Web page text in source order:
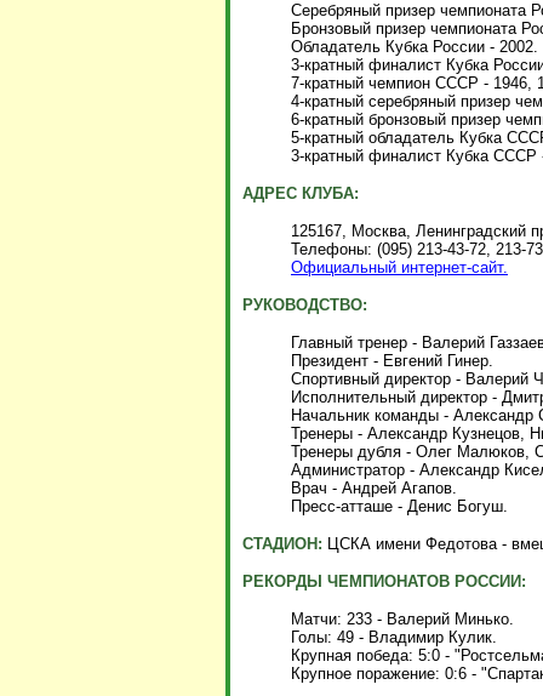
Серебряный призер чемпионата
Бронзовый призер чемпионата
Обладатель Кубка России - 2002.
3-кратный финалист Кубка
7-кратный чемпион СССР - 1946,
4-кратный серебряный призер
6-кратный бронзовый призер
5-кратный обладатель Кубка
3-кратный финалист Кубка СССР
АДРЕС КЛУБА:
125167, Москва, Ленинградский
Телефоны: (095) 213-43-72, 213-
Официальный интернет-сайт.
РУКОВОДСТВО:
Главный тренер - Валерий
Президент - Евгений Гинер.
Спортивный директор - Валерий
Исполнительный директор -
Начальник команды - Александр
Тренеры - Александр Кузнецов,
Тренеры дубля - Олег Малюков,
Администратор - Александр
Врач - Андрей Агапов.
Пресс-атташе - Денис Богуш.
СТАДИОН: ЦСКА имени Федотова -
РЕКОРДЫ ЧЕМПИОНАТОВ РОССИИ:
Матчи: 233 - Валерий Минько.
Голы: 49 - Владимир Кулик.
Крупная победа: 5:0 -
Крупное поражение: 0:6 -